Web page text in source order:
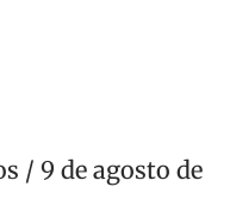
/ 9 de agosto de